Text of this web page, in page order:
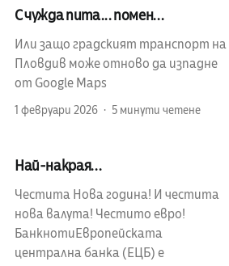
С чужда пита... помен...
Или защо градският транспорт на
Пловдив може отново да изпадне
от Google Maps
1 февруари 2026 5 минути четене
Най-накрая...
Честита Нова година! И честита
нова валута! Честито евро!
БанкнотиЕвропейската
централна банка (ЕЦБ) е